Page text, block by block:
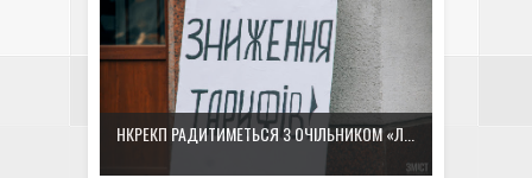
НКРЕКП РАДИТИМЕТЬСЯ З ОЧІЛЬНИКОМ «Л...